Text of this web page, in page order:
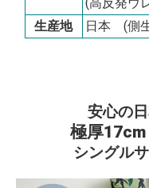
生産地
日本 (側
安心の
極厚
シングル